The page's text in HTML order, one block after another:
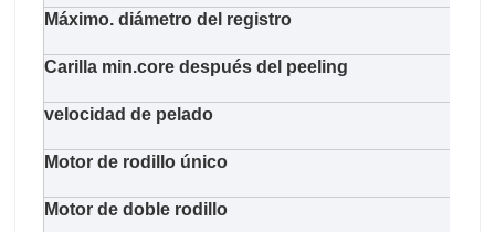
Máximo. diámetro del registro
Carilla min.core después del peeling
velocidad de pelado
Motor de rodillo único
Motor de doble rodillo